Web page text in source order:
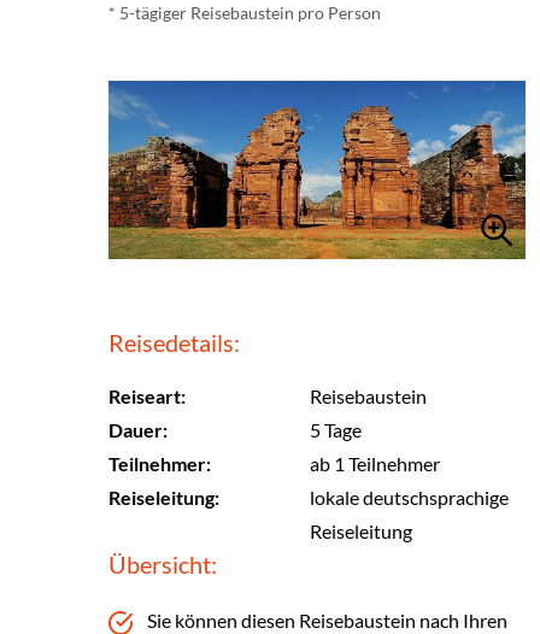
* 5-tägiger Reisebaustein pro Person
Reisedetails:
Reiseart:
Reisebaustein
Dauer:
5 Tage
Teilnehmer:
ab 1 Teilnehmer
Reiseleitung:
lokale deutschsprachige
Reiseleitung
Übersicht:
Sie können diesen Reisebaustein nach Ihren